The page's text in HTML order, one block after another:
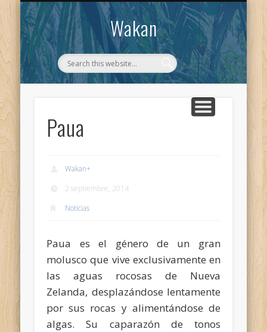
Wakan
WAKAN
CONTACTO
Paua
Wakan+
2 septiembre, 2014
Noticias
Paua es el género de un gran
molusco que vive exclusivamente en
las aguas rocosas de Nueva
Zelanda, desplazándose lentamente
por sus rocas y alimentándose de
algas. Su caparazón de tonos